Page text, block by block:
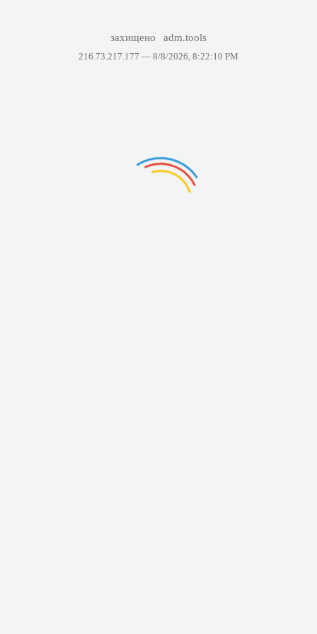
захищено adm.tools
216.73.217.177 — 8/8/2026, 8:22:10 PM